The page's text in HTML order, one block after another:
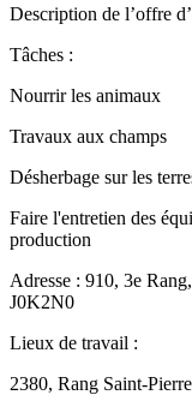
Description de l’offre
Tâches :
Nourrir les animaux
Travaux aux champs
Désherbage sur les
Faire l'entretien des
production
Adresse : 910, 3e
J0K2N0
Lieux de travail :
2380, Rang Saint-